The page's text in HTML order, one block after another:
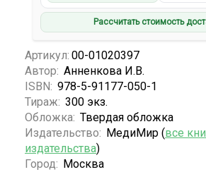
Рассчитать стоимость
Артикул: 00-01020397
Автор: Анненкова И.В.
ISBN: 978-5-91177-050-1
Тираж: 300 экз.
Обложка: Твердая обложка
Издательство: МедиМир (все
издательства)
Город: Москва